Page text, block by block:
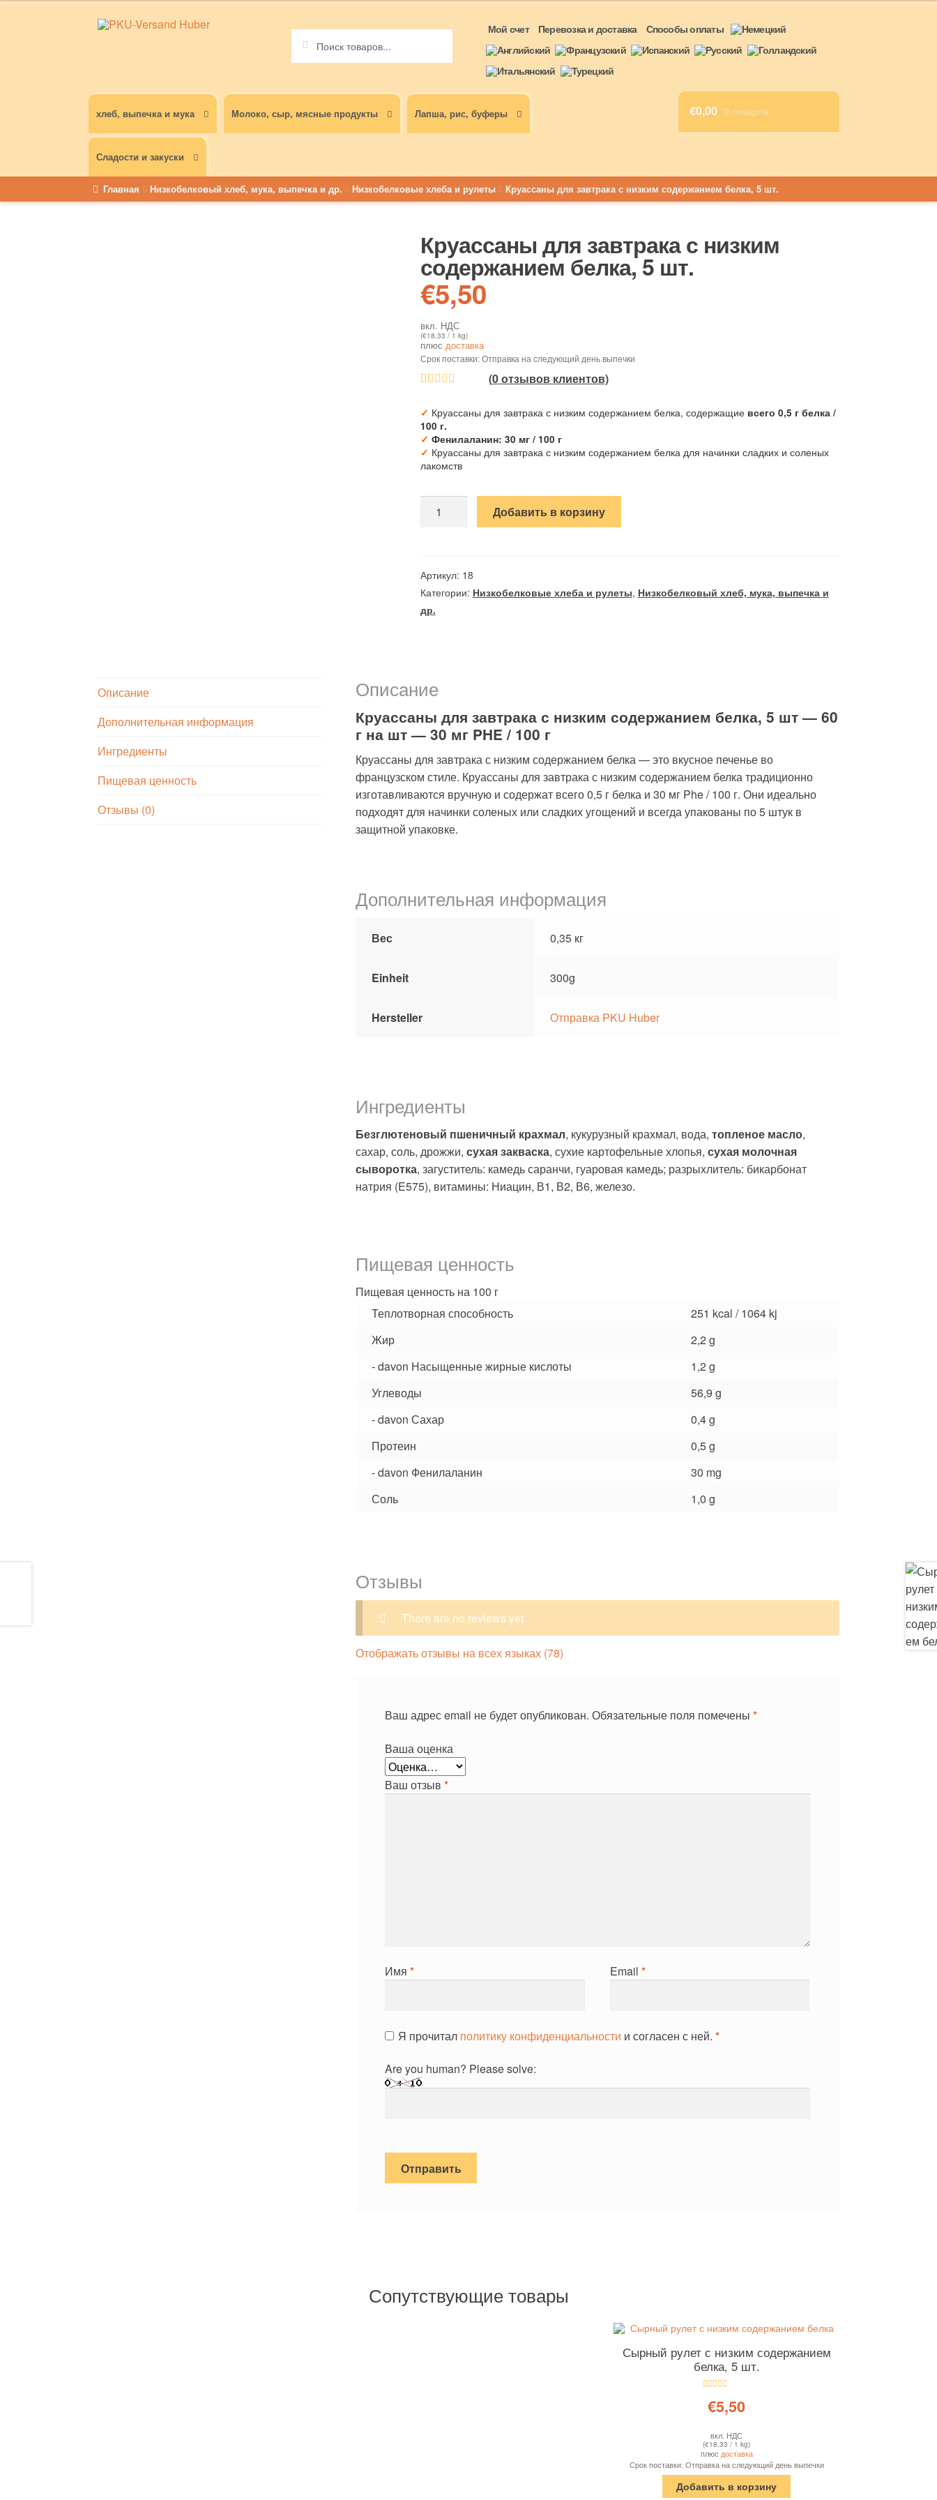
Поиск Мой счет Перевозка и доставка Способы оплаты
хлеб, выпечка и мука Молоко, сыр, мясные продукты Лапша, рис, буферы
Сладости и закуски
€0,00 0 товаров
Главная Низкобелковый хлеб, мука, выпечка и др. Низкобелковые хлеба и рулеты Круассаны для завтрака с низким содержанием белка, 5 шт.
Круассаны для завтрака с низким
содержанием белка, 5 шт.
€5,50
вкл. НДС
(€18,33 / 1 kg)
плюс доставка
Срок поставки: Отправка на следующий день выпечки
4.54из 5 на
основе
опроса
пользовате
(0отзывов клиентов)
✓ Круассаны для завтрака с низким содержанием белка, содержащие всего 0,5 г белка /
100 г.
✓ Фенилаланин: 30 мг / 100 г
✓ Круассаны для завтрака с низким содержанием белка для начинки сладких и соленых
лакомств
товара
завтрака
с
низким
Добавить в корзину
Артикул: 18
Категории: Низкобелковые хлеба и рулеты, Низкобелковый хлеб, мука, выпечка и
др.
Описание
Дополнительная информация
Ингредиенты
Пищевая ценность
Отзывы (0)
Описание
Круассаны для завтрака с низким содержанием белка, 5 шт — 60
г на шт — 30 мг PHE / 100 г
Круассаны для завтрака с низким содержанием белка — это вкусное печенье во
французском стиле. Круассаны для завтрака с низким содержанием белка традиционно
изготавливаются вручную и содержат всего 0,5 г белка и 30 мг Phe / 100 г. Они идеально
подходят для начинки соленых или сладких угощений и всегда упакованы по 5 штук в
защитной упаковке.
Дополнительная информация
Вес 0,35 кг
Einheit 300g
Hersteller Отправка PKU Huber
Ингредиенты
Безглютеновый пшеничный крахмал, кукурузный крахмал, вода,топленое масло,
сахар, соль, дрожжи,сухая закваска, сухие картофельные хлопья,сухая молочная
сыворотка, загуститель: камедь саранчи, гуаровая камедь; разрыхлитель: бикарбонат
натрия (E575), витамины: Ниацин, В1, В2, В6, железо.
Пищевая ценность
Пищевая ценность на 100 г
Теплотворная способность
251 kcal / 1064 kj
Жир
2,2 g
- davon Насыщенные жирные кислоты
1,2 g
Углеводы
56,9 g
- davon Сахар
0,4 g
Протеин
0,5 g
- davon Фенилаланин
30 mg
Соль
1,0 g
Отзывы
There are no reviews yet
Отображать отзывы на всех языках (78)
Ваш адрес email не будет опубликован. Обязательные поля помечены *
Ваша оценка
Ваш отзыв *
Имя * Email *
Я прочитал политику конфиденциальности и согласен с ней. *
Are you human? Please solve:
Сопутствующие товары
Сырный рулет с низким содержанием
белка, 5 шт.
из 5
€5,50
вкл. НДС
(€18,33 / 1 kg)
плюс доставка
Срок поставки: Отправка на следующий день выпечки
Добавить в корзину
4.54